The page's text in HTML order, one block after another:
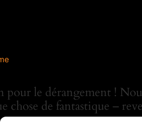
pour le dérangement !
chose de fantastique –